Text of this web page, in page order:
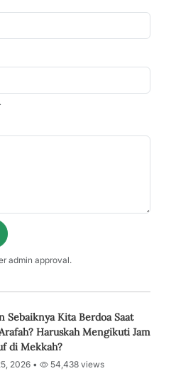
admin approval.
Sebaiknya Kita Berdoa Saat
Haruskah Mengikuti Jam
di Mekkah?
2026 • 54,438 views